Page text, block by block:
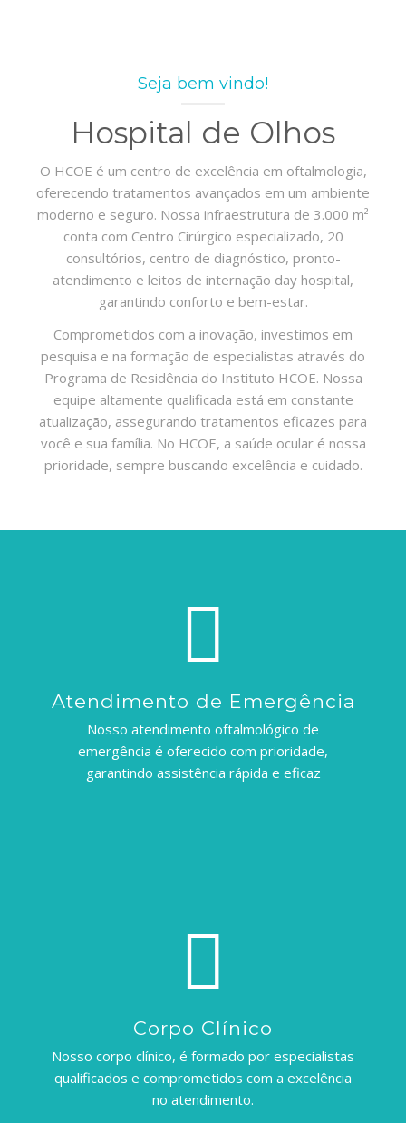
Seja bem vindo!
Hospital de Olhos
O HCOE é um centro de excelência em oftalmologia,
oferecendo tratamentos avançados em um ambiente
moderno e seguro. Nossa infraestrutura de 3.000 m²
conta com Centro Cirúrgico especializado, 20
consultórios, centro de diagnóstico, pronto-
atendimento e leitos de internação day hospital,
garantindo conforto e bem-estar.
Comprometidos com a inovação, investimos em
pesquisa e na formação de especialistas através do
Programa de Residência do Instituto HCOE. Nossa
equipe altamente qualificada está em constante
atualização, assegurando tratamentos eficazes para
você e sua família. No HCOE, a saúde ocular é nossa
prioridade, sempre buscando excelência e cuidado.
Atendimento de Emergência
Nosso atendimento oftalmológico de
emergência é oferecido com prioridade,
garantindo assistência rápida e eficaz
Corpo Clínico
Nosso corpo clínico, é formado por especialistas
qualificados e comprometidos com a excelência
no atendimento.